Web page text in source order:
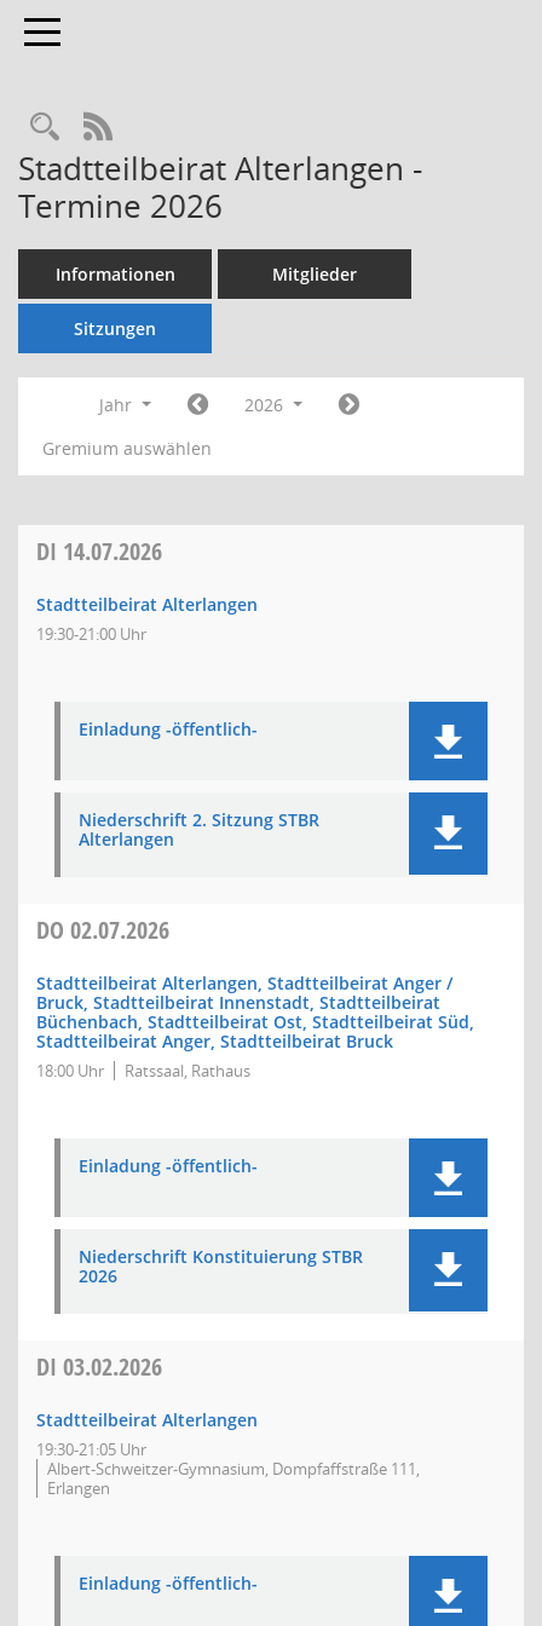
Toggle navigation
Rechercheauswahl
RSS-Feed
Stadtteilbeirat Alterlangen -
Termine 2026
Informationen Mitglieder
Sitzungen
Jahr
2026
Gremium auswählen
DI 14.07.2026
Stadtteilbeirat Alterlangen
19:30-21:00 Uhr
Einladung -öffentlich-
Niederschrift 2. Sitzung STBR
Alterlangen
DO 02.07.2026
Stadtteilbeirat Alterlangen, Stadtteilbeirat Anger /
Bruck, Stadtteilbeirat Innenstadt, Stadtteilbeirat
Büchenbach, Stadtteilbeirat Ost, Stadtteilbeirat Süd,
Stadtteilbeirat Anger, Stadtteilbeirat Bruck
18:00 Uhr Ratssaal, Rathaus
Einladung -öffentlich-
Niederschrift Konstituierung STBR
2026
DI 03.02.2026
Stadtteilbeirat Alterlangen
19:30-21:05 Uhr
Albert-Schweitzer-Gymnasium, Dompfaffstraße 111,
Erlangen
Einladung -öffentlich-